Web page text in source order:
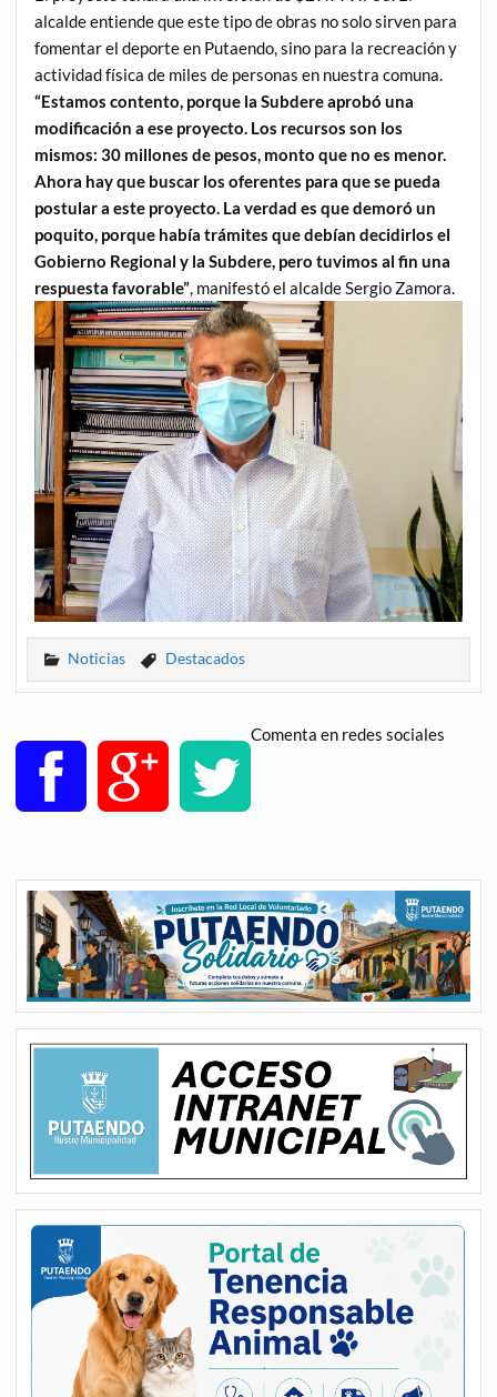
alcalde entiende que este tipo de obras no solo sirven para
fomentar el deporte en Putaendo, sino para la recreación y
actividad física de miles de personas en nuestra comuna.
“Estamos contento, porque la Subdere aprobó una
modificación a ese proyecto. Los recursos son los
mismos: 30 millones de pesos, monto que no es menor.
Ahora hay que buscar los oferentes para que se pueda
postular a este proyecto. La verdad es que demoró un
poquito, porque había trámites que debían decidirlos el
Gobierno Regional y la Subdere, pero tuvimos al fin una
respuesta favorable”, manifestó el alcalde Sergio Zamora.
Noticias Destacados
Comenta en redes sociales